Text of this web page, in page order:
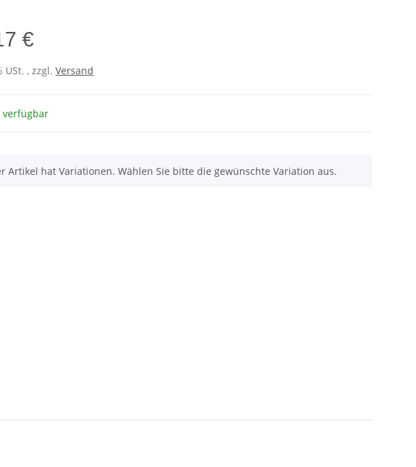
€
USt. , zzgl. Versand
verfügbar
Artikel hat Variationen. Wählen Sie bitte die gewünschte Variation aus.